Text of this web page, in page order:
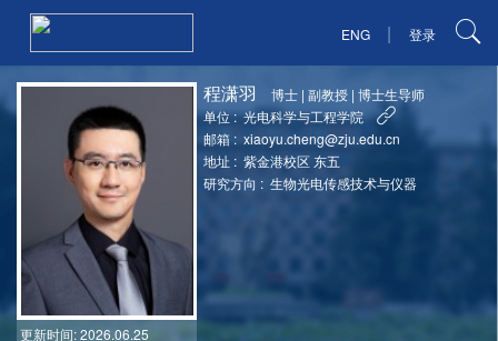
ENG | 登录
更新时间: 2026.06.25
程潇羽 博士 |副教授 |博士生导师
单位 : 光电科学与工程学院
邮箱 : xiaoyu.cheng@zju.edu.cn
地址 : 紫金港校区 东五
研究方向 : 生物光电传感技术与仪器